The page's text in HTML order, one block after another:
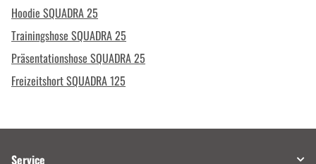
Hoodie SQUADRA 25
Trainingshose SQUADRA 25
Präsentationshose SQUADRA 25
Freizeitshort SQUADRA 125
Service